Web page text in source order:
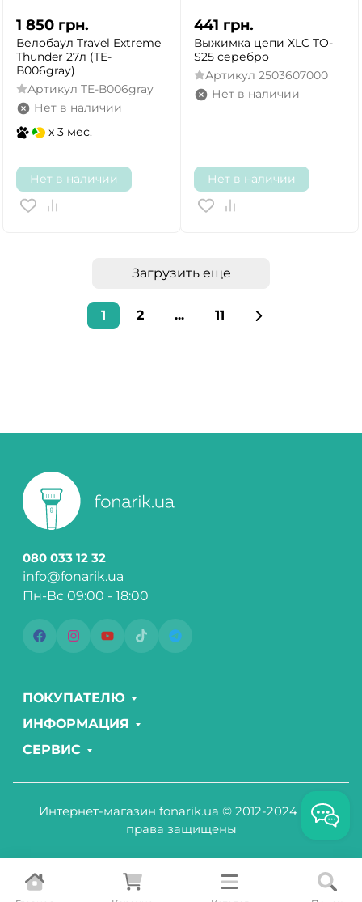
1 850 грн.
Велобаул Travel Extreme
Thunder 27л (TE-
В006gray)
Артикул TE-В006gray
Нет в наличии
x 3 мес.
Нет в наличии
441 грн.
Выжимка цепи XLC TO-
S25 серебро
Артикул 2503607000
Нет в наличии
Нет в наличии
Загрузить еще
1 2 ... 11
080 033 12 32
info@fonarik.ua
Пн-Вс 09:00 - 18:00
ПОКУПАТЕЛЮ
ИНФОРМАЦИЯ
СЕРВИС
Интернет-магазин fonarik.ua © 2012-2024 Все
права защищены